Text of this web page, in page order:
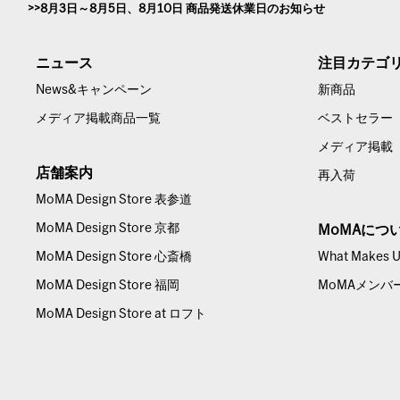
8月3日～8月5日、8月10日 商品発送休業日のお知らせ
ニュース
News&キャンペーン
メディア掲載商品一覧
店舗案内
MoMA Design Store 表参道
MoMA Design Store 京都
MoMA Design Store 心斎橋
MoMA Design Store 福岡
MoMA Design Store at ロフト
注目カテゴ
新商品
ベストセラー
メディア掲載
再入荷
MoMAにつ
What Makes
MoMAメンバ